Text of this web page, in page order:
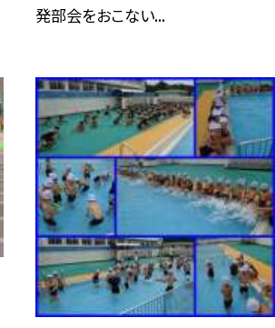
発部会をおこない...